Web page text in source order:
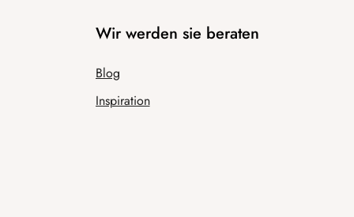
Wir werden sie beraten
Blog
Inspiration